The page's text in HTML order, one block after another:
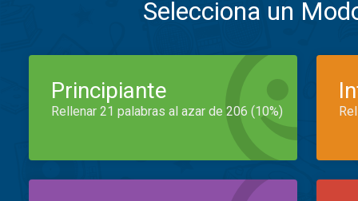
Selecciona un
Principiante
Rellenar 21 palabras al azar de 206 (10%)